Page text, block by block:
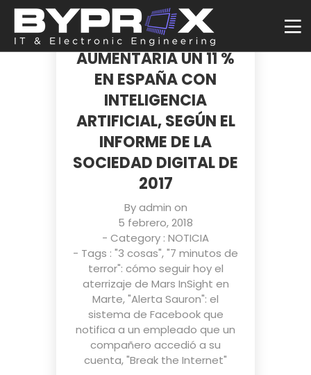
LA PRODUCTIVIDAD
LABORAL
AUMENTARÍA UN 11 %
EN ESPAÑA CON
INTELIGENCIA
ARTIFICIAL, SEGÚN EL
INFORME DE LA
SOCIEDAD DIGITAL DE
2017
Byadmin on
5 febrero, 2018
- Category : NOTICIA
- Tags : "3 cosas","7 minutos de
terror": cómo seguir hoy el
aterrizaje de Mars InSight en
Marte,"Alerta Sauron": el
sistema de Facebook que
notifica a un empleado que un
compañero accedió a su
cuenta,"Break the Internet"